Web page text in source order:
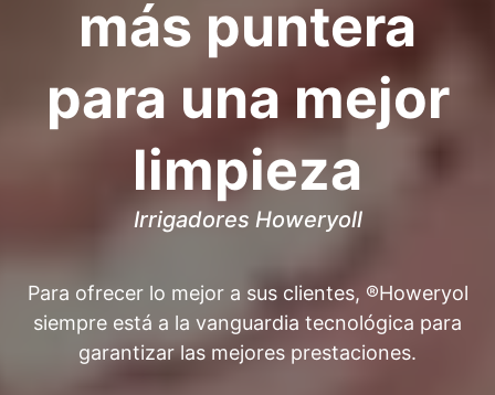
más puntera
para una mejor
limpieza
Irrigadores Howeryoll
Para ofrecer lo mejor a sus clientes, ®Howeryol
siempre está a la vanguardia tecnológica para
garantizar las mejores prestaciones.